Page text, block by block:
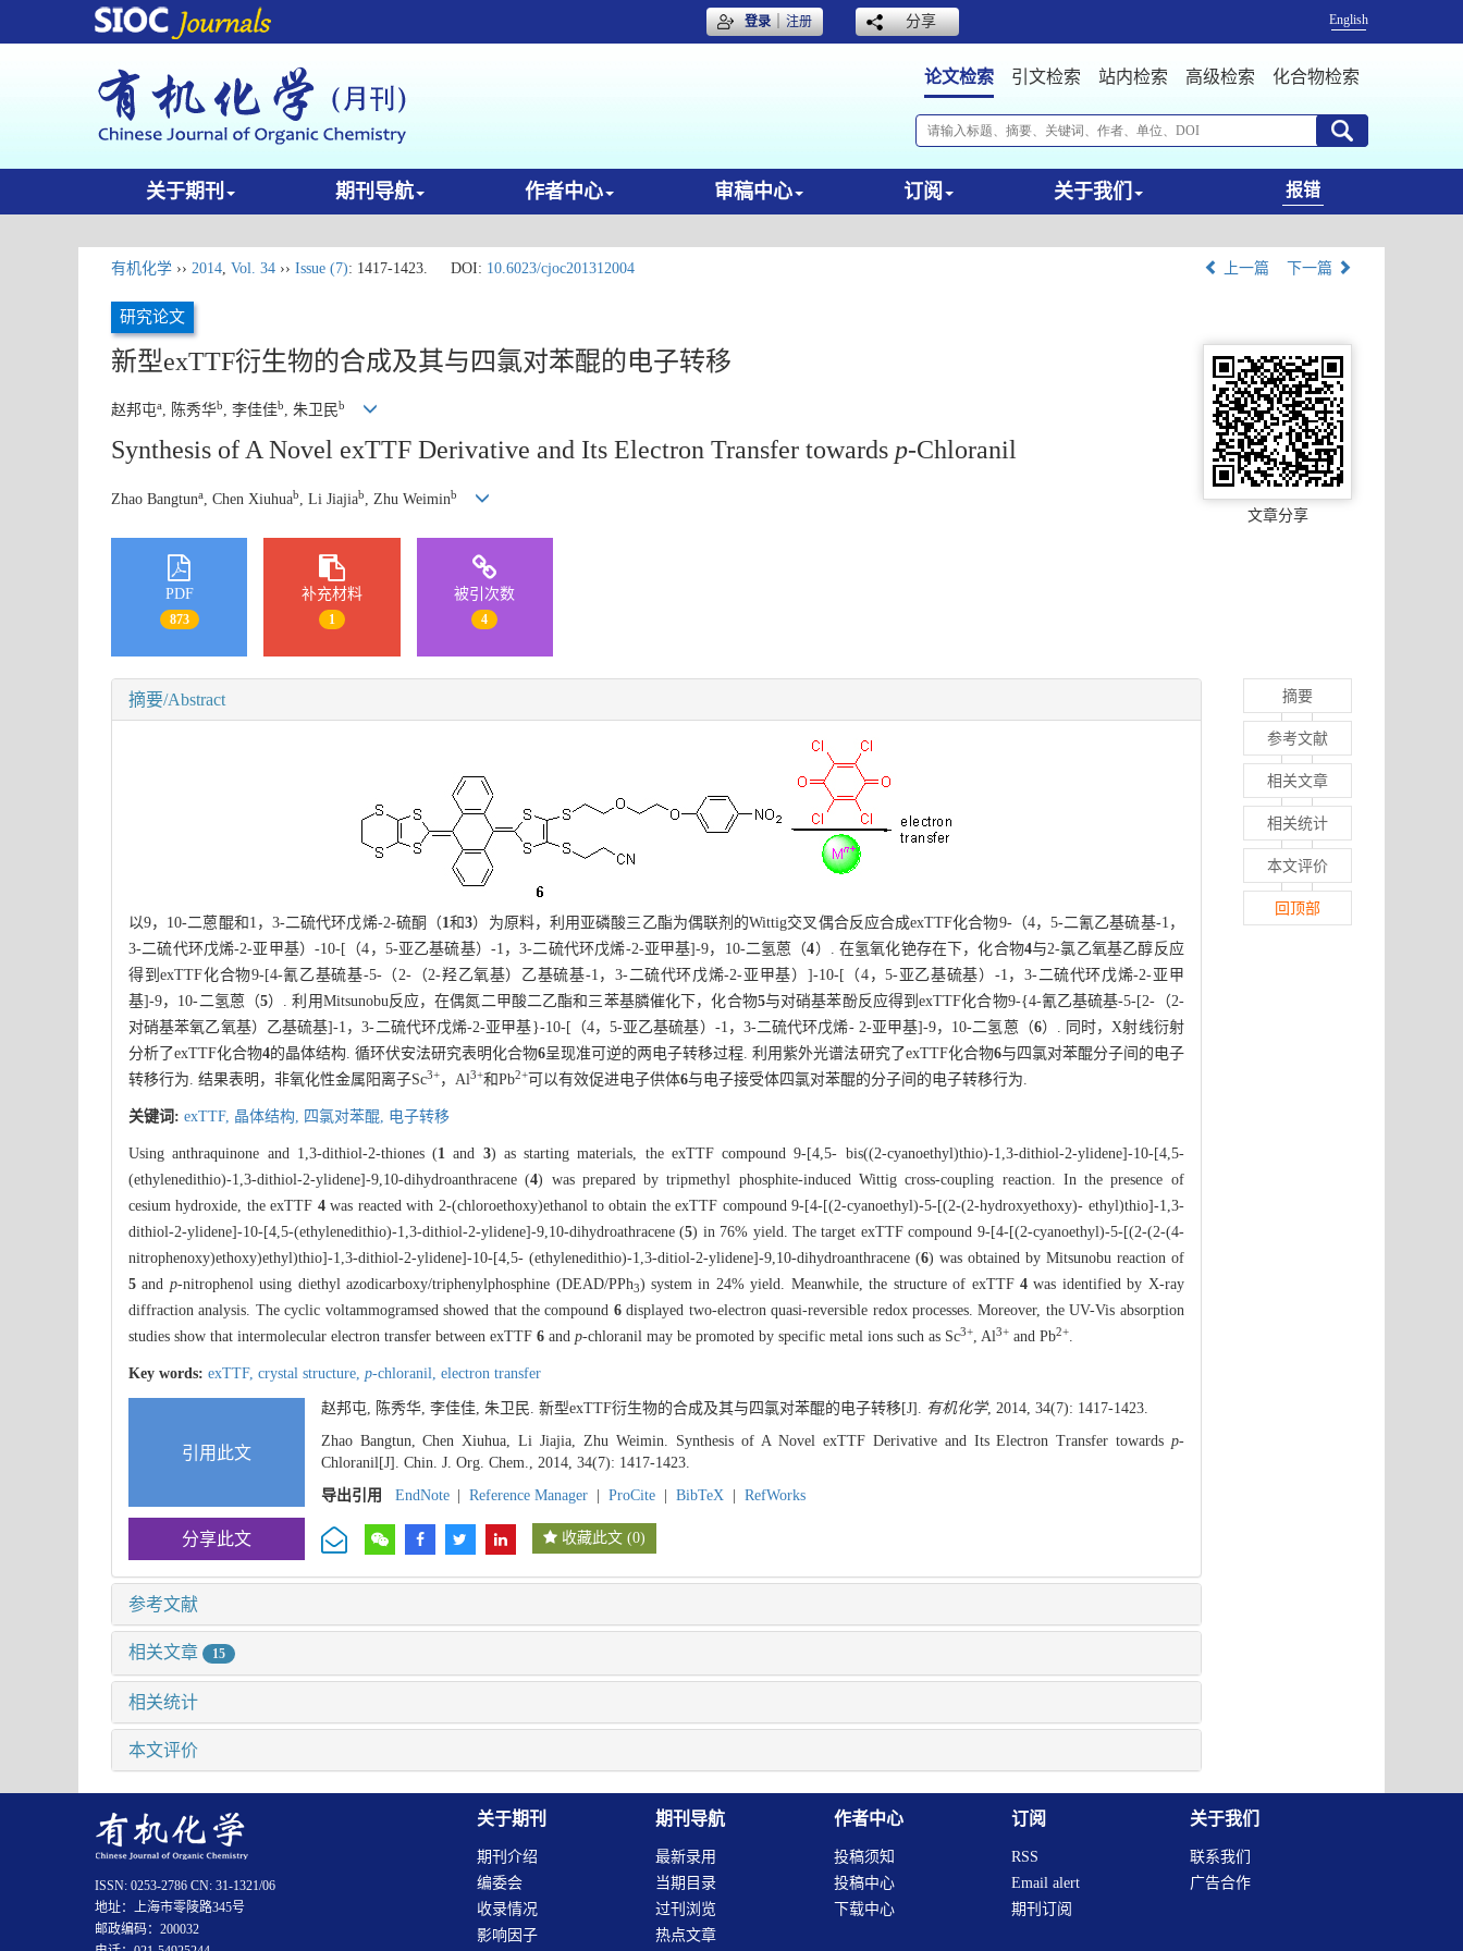
登录｜注册 分享 English
论文检索 引文检索 站内检索 高级检索 化合物检索
关于期刊 期刊导航 作者中心 审稿中心 订阅 关于我们 报错
有机化学 ›› 2014, Vol. 34 ›› Issue (7): 1417-1423. DOI: 10.6023/cjoc201312004 上一篇 下一篇
研究论文
新型exTTF衍生物的合成及其与四氯对苯醌的电子转移
赵邦屯a, 陈秀华b, 李佳佳b, 朱卫民b
Synthesis of A Novel exTTF Derivative and Its Electron Transfer towards p-Chloranil
Zhao Bangtuna , Chen Xiuhuab , Li Jiajiab , Zhu Weiminb
文章分享
PDF
873
补充材料
1
被引次数
4
摘要/Abstract
以9，10-二蒽醌和1，3-二硫代环戊烯-2-硫酮（1和3）为原料，利用亚磷酸三乙酯为偶联剂的Wittig交叉偶合反应合成exTTF化合物9-（4，5-二氰乙基硫基-1，
3-二硫代环戊烯-2-亚甲基）-10-[（4，5-亚乙基硫基）-1，3-二硫代环戊烯-2-亚甲基]-9，10-二氢蒽（4）. 在氢氧化铯存在下，化合物4与2-氯乙氧基乙醇反应
得到exTTF化合物9-[4-氰乙基硫基-5-（2-（2-羟乙氧基）乙基硫基-1，3-二硫代环戊烯-2-亚甲基）]-10-[（4，5-亚乙基硫基）-1，3-二硫代环戊烯-2-亚甲
基]-9，10-二氢蒽（5）. 利用Mitsunobu反应，在偶氮二甲酸二乙酯和三苯基膦催化下，化合物5与对硝基苯酚反应得到exTTF化合物9-{4-氰乙基硫基-5-[2-（2-
对硝基苯氧乙氧基）乙基硫基]-1，3-二硫代环戊烯-2-亚甲基}-10-[（4，5-亚乙基硫基）-1，3-二硫代环戊烯- 2-亚甲基]-9，10-二氢蒽（6）. 同时，X射线衍射
分析了exTTF化合物4的晶体结构. 循环伏安法研究表明化合物6呈现准可逆的两电子转移过程. 利用紫外光谱法研究了exTTF化合物6与四氯对苯醌分子间的电子
转移行为. 结果表明，非氧化性金属阳离子Sc3+，Al3+和Pb2+可以有效促进电子供体6与电子接受体四氯对苯醌的分子间的电子转移行为.
关键词: exTTF, 晶体结构, 四氯对苯醌, 电子转移
Using anthraquinone and 1,3-dithiol-2-thiones (1 and 3) as starting materials, the exTTF compound 9-[4,5- bis((2-cyanoethyl)thio)-1,3-dithiol-2-ylidene]-10-[4,5-
(ethylenedithio)-1,3-dithiol-2-ylidene]-9,10-dihydroanthracene (4) was prepared by tripmethyl phosphite-induced Wittig cross-coupling reaction. In the presence of
cesium hydroxide, the exTTF 4was reacted with 2-(chloroethoxy)ethanol to obtain the exTTF compound 9-[4-[(2-cyanoethyl)-5-[(2-(2-hydroxyethoxy)- ethyl)thio]-1,3-
dithiol-2-ylidene]-10-[4,5-(ethylenedithio)-1,3-dithiol-2-ylidene]-9,10-dihydroathracene (5) in 76% yield. The target exTTF compound 9-[4-[(2-cyanoethyl)-5-[(2-(2-(4-
nitrophenoxy)ethoxy)ethyl)thio]-1,3-dithiol-2-ylidene]-10-[4,5- (ethylenedithio)-1,3-ditiol-2-ylidene]-9,10-dihydroanthracene (6) was obtained by Mitsunobu reaction of
5 and p-nitrophenol using diethyl azodicarboxy/triphenylphosphine (DEAD/PPh3) system in 24% yield. Meanwhile, the structure of exTTF 4was identified by X-ray
diffraction analysis. The cyclic voltammogramsed showed that the compound 6displayed two-electron quasi-reversible redox processes. Moreover, the UV-Vis absorption
studies show that intermolecular electron transfer between exTTF 6 and p-chloranil may be promoted by specific metal ions such as Sc3+, Al3+ and Pb2+.
Key words: exTTF, crystal structure, p-chloranil, electron transfer
引用此文
赵邦屯, 陈秀华, 李佳佳, 朱卫民. 新型exTTF衍生物的合成及其与四氯对苯醌的电子转移[J]. 有机化学, 2014, 34(7): 1417-1423.
Zhao Bangtun, Chen Xiuhua, Li Jiajia, Zhu Weimin. Synthesis of A Novel exTTF Derivative and Its Electron Transfer towardsp-
Chloranil[J]. Chin. J. Org. Chem., 2014, 34(7): 1417-1423.
导出引用
EndNote Reference Manager ProCite BibTeX RefWorks
分享此文 收藏此文 (0)
参考文献
相关文章 15
相关统计
本文评价
摘要
参考文献
相关文章
相关统计
本文评价
回顶部
关于期刊
期刊介绍
编委会
收录情况
影响因子
期刊导航
最新录用
当期目录
过刊浏览
热点文章
作者中心
投稿须知
投稿中心
下载中心
订阅
RSS
Email alert
期刊订阅
关于我们
联系我们
广告合作
ISSN: 0253-2786 CN: 31-1321/06
地址：上海市零陵路345号
邮政编码：200032